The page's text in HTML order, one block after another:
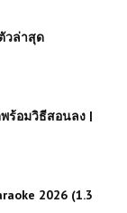
วล่าสุด
ร้อมวิธีสอนลง |
2026 (1.3